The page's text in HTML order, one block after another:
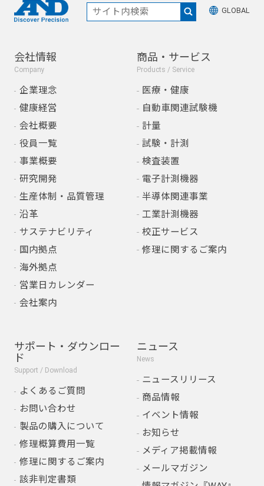
GLOBAL
会社情報
Company
企業理念
健康経営
会社概要
役員一覧
事業概要
研究開発
生産体制・品質管理
沿革
サステナビリティ
国内拠点
海外拠点
営業日カレンダー
会社案内
商品・サービス
Products / Service
医療・健康
自動車関連試験機
計量
試験・計測
検査装置
電子計測機器
半導体関連事業
工業計測機器
校正サービス
修理に関するご案内
サポート・ダウンロー
ド
Support / Download
よくあるご質問
お問い合わせ
製品の購入について
修理概算費用一覧
修理に関するご案内
該非判定書類
ニュース
News
ニュースリリース
商品情報
イベント情報
お知らせ
メディア掲載情報
メールマガジン